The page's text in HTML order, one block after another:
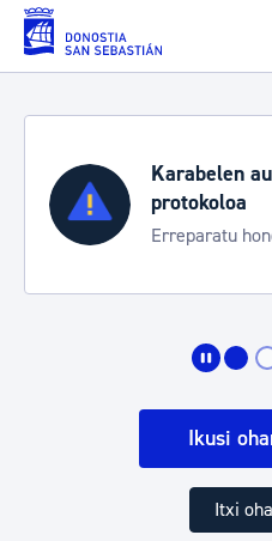
Eduki nagusira joan
Karabelen
protokoloa
Erreparatu
Ikusi
Itxi